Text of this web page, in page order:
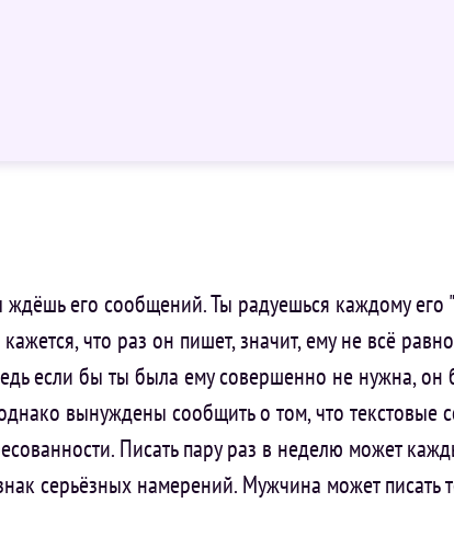
его сообщений. Ты радуешься каждому его
что раз он пишет, значит, ему не всё
если бы ты была ему совершенно не нужна,
вынуждены сообщить о том, что текстовые
Писать пару раз в неделю может
серьёзных намерений. Мужчина может писать